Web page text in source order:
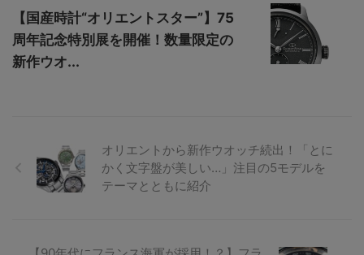
【国産時計“オリエントスター”】75
周年記念特別展を開催！数量限定の
新作ウオ...
オリエントから新作ウオッチ続出！「とに
かく文字盤が美しい…」注目の5モデルを
テーマとともに紹介